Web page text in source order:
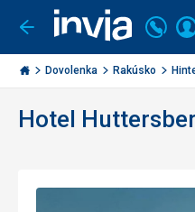
Ísť
späť
Invia.sk
+421
2
Dovolenka Rakúsko
Hotel